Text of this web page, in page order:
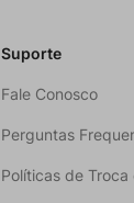
Suporte
Fale Conosco
Perguntas
Políticas de Troca